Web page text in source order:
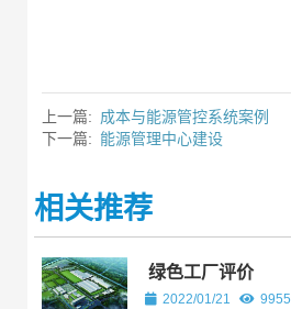
上一篇: 成本与能源管控系统案例
下一篇: 能源管理中心建设
相关推荐
绿色工厂评价
2022/01/21 9955